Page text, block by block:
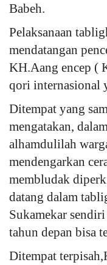
Babeh.
Pelaksanaan
mendatangan
KH.Aang encep (
qori internasional
Ditempat yang
mengatakan,
alhamdulilah
mendengarkan
membludak
datang dalam
Sukamekar
tahun depan bisa
Ditempat